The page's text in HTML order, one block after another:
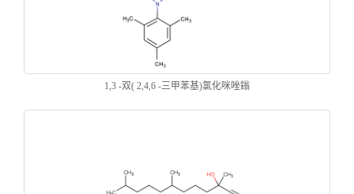
1,3 -双( 2,4,6 -三甲苯基)氯化咪唑鎓